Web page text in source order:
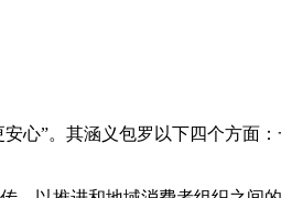
”。其涵义包罗以下四个方面